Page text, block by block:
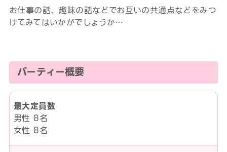
お仕事の話、趣味の話などでお互いの共通点などをみつ
けてみてはいかがでしょうか…
パーティー概要
最大定員数
男性 8名
女性 8名